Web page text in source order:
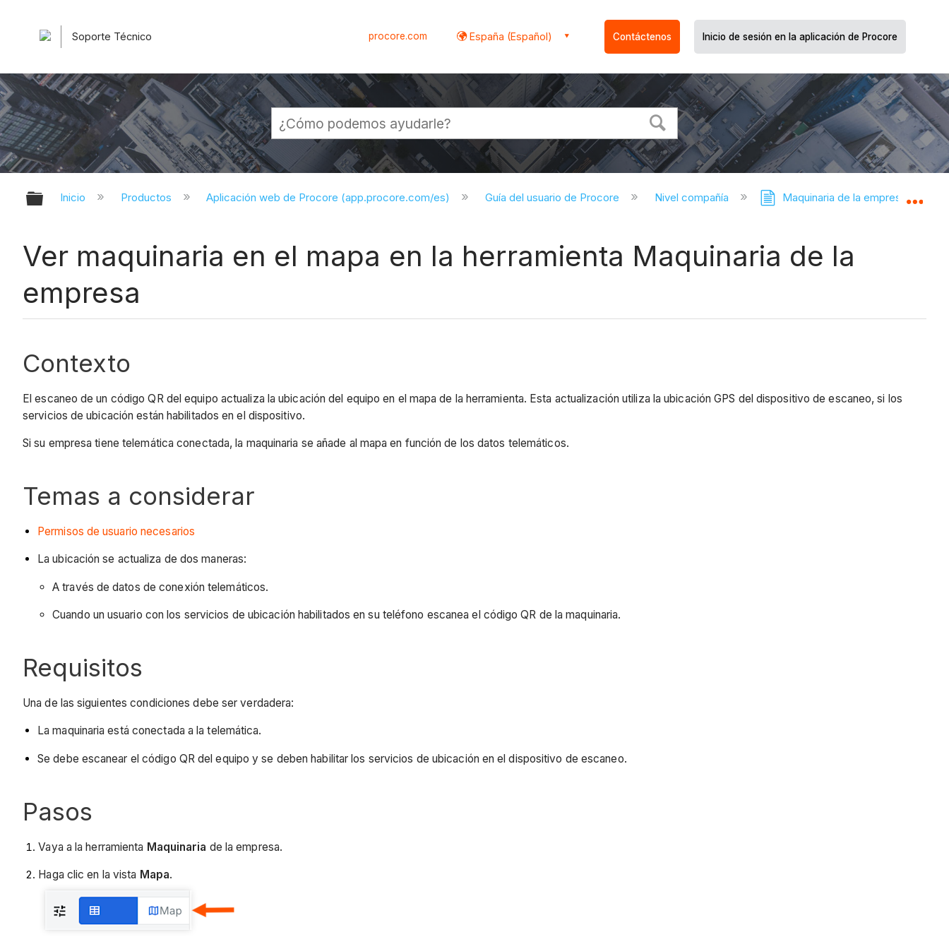
Soporte Técnico procore.com España (Español) Contáctenos Inicio de sesión en la aplicación de Procore
Expandir/contraer jerarquía global
Inicio Productos Aplicación web de Procore (app.procore.com/es) Guía del usuario de Procore Nivel compañía Maquinaria de la empresa
Ver maquinaria en el mapa en la herramienta Maquinaria de la
empresa
Contexto
El escaneo de un código QR del equipo actualiza la ubicación del equipo en el mapa de la herramienta. Esta actualización utiliza la ubicación GPS del dispositivo de escaneo, si los
servicios de ubicación están habilitados en el dispositivo.
Si su empresa tiene telemática conectada, la maquinaria se añade al mapa en función de los datos telemáticos.
Temas a considerar
Permisos de usuario necesarios
La ubicación se actualiza de dos maneras:
A través de datos de conexión telemáticos.
Cuando un usuario con los servicios de ubicación habilitados en su teléfono escanea el código QR de la maquinaria.
Requisitos
Una de las siguientes condiciones debe ser verdadera:
La maquinaria está conectada a la telemática.
Se debe escanear el código QR del equipo y se deben habilitar los servicios de ubicación en el dispositivo de escaneo.
Pasos
Vaya a la herramienta Maquinaria de la empresa.
Haga clic en la vista Mapa.